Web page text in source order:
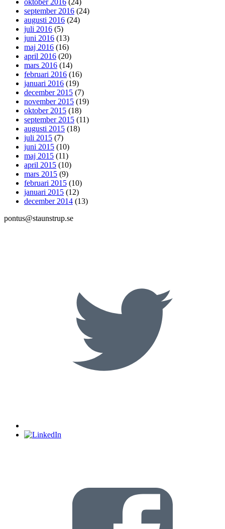
september 2016 (24)
augusti 2016 (24)
juli 2016 (5)
juni 2016 (13)
maj 2016 (16)
april 2016 (20)
mars 2016 (14)
februari 2016 (16)
januari 2016 (19)
december 2015 (7)
november 2015 (19)
oktober 2015 (18)
september 2015 (11)
augusti 2015 (18)
juli 2015 (7)
juni 2015 (10)
maj 2015 (11)
april 2015 (10)
mars 2015 (9)
februari 2015 (10)
januari 2015 (12)
december 2014 (13)
pontus@staunstrup.se